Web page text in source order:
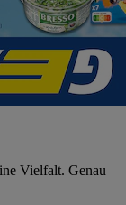
Vielfalt. Genau